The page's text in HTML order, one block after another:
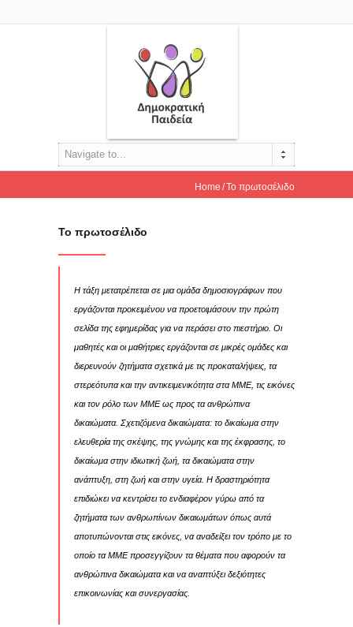
Navigate to...
Home Το πρωτοσέλιδο
Το πρωτοσέλιδο
Η τάξη μετατρέπεται σε μια ομάδα δημοσιογράφων που
εργάζονται προκειμένου να προετοιμάσουν την πρώτη
σελίδα της εφημερίδας για να περάσει στο πιεστήριο. Οι
μαθητές και οι μαθήτριες εργάζονται σε μικρές ομάδες και
διερευνούν ζητήματα σχετικά με τις προκαταλήψεις, τα
στερεότυπα και την αντικειμενικότητα στα ΜΜΕ, τις εικόνες
και τον ρόλο των ΜΜΕ ως προς τα ανθρώπινα
δικαιώματα. Σχετιζόμενα δικαιώματα: το δικαίωμα στην
ελευθερία της σκέψης, της γνώμης και της έκφρασης, το
δικαίωμα στην ιδιωτική ζωή, τα δικαιώματα στην
ανάπτυξη, στη ζωή και στην υγεία. Η δραστηριότητα
επιδιώκει να κεντρίσει το ενδιαφέρον γύρω από τα
ζητήματα των ανθρωπίνων δικαιωμάτων όπως αυτά
αποτυπώνονται στις εικόνες, να αναδείξει τον τρόπο με το
οποίο τα ΜΜΕ προσεγγίζουν τα θέματα που αφορούν τα
ανθρώπινα δικαιώματα και να αναπτύξει δεξιότητες
επικοινωνίας και συνεργασίας.